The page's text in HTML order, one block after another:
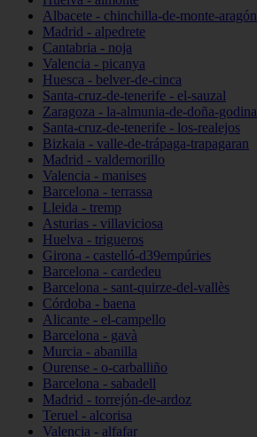
Albacete - chinchilla-de-monte-aragón
Madrid - alpedrete
Cantabria - noja
Valencia - picanya
Huesca - belver-de-cinca
Santa-cruz-de-tenerife - el-sauzal
Zaragoza - la-almunia-de-doña-godina
Santa-cruz-de-tenerife - los-realejos
Bizkaia - valle-de-trápaga-trapagaran
Madrid - valdemorillo
Valencia - manises
Barcelona - terrassa
Lleida - tremp
Asturias - villaviciosa
Huelva - trigueros
Girona - castelló-d39empúries
Barcelona - cardedeu
Barcelona - sant-quirze-del-vallès
Córdoba - baena
Alicante - el-campello
Barcelona - gavà
Murcia - abanilla
Ourense - o-carballiño
Barcelona - sabadell
Madrid - torrejón-de-ardoz
Teruel - alcorisa
Valencia - alfafar